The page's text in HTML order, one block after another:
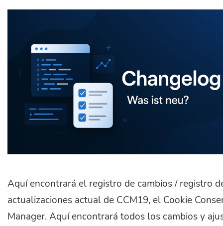
Aquí encontrará el registro de cambios / registro
actualizaciones actual de CCM19, el Cookie
Manager. Aquí encontrará todos los cambios y